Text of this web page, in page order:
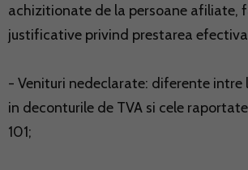
achizitionate de la persoane afiliate,
justificative privind prestarea
- Venituri nedeclarate: diferente intre
in deconturile de TVA si cele
101;